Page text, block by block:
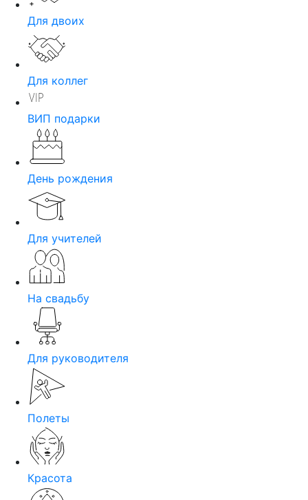
Для двоих
Для коллег
ВИП подарки
День рождения
Для учителей
На свадьбу
Для руководителя
Полеты
Красота